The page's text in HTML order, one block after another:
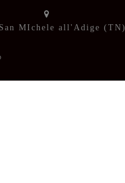
MIchele all'Adige (TN)